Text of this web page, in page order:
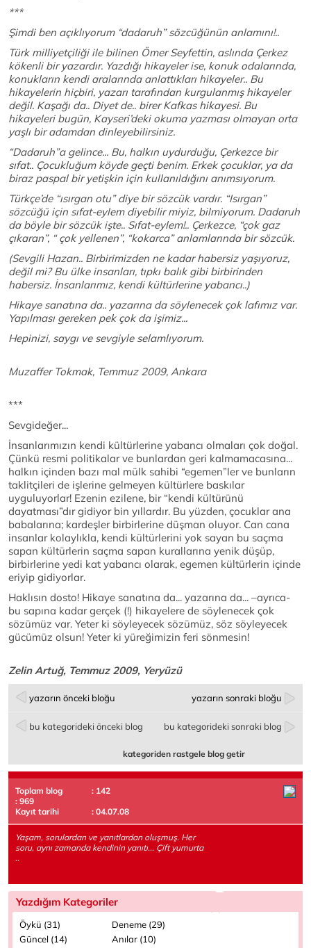
***
Şimdi ben açıklıyorum “dadaruh” sözcüğünün anlamını!..
Türk milliyetçiliği ile bilinen Ömer Seyfettin, aslında Çerkez
kökenli bir yazardır. Yazdığı hikayeler ise, konuk odalarında,
konukların kendi aralarında anlattıkları hikayeler.. Bu
hikayelerin hiçbiri, yazarı tarafından kurgulanmış hikayeler
değil. Kaşağı da.. Diyet de.. birer Kafkas hikayesi. Bu
hikayeleri bugün, Kayseri’deki okuma yazması olmayan orta
yaşlı bir adamdan dinleyebilirsiniz.
“Dadaruh”a gelince... Bu, halkın uydurduğu, Çerkezce bir
sıfat.. Çocukluğum köyde geçti benim. Erkek çocuklar, ya da
biraz paspal bir yetişkin için kullanıldığını anımsıyorum.
Türkçe’de “ısırgan otu” diye bir sözcük vardır. “Isırgan”
sözcüğü için sıfat-eylem diyebilir miyiz, bilmiyorum. Dadaruh
da böyle bir sözcük işte.. Sıfat-eylem!.. Çerkezce, “çok gaz
çıkaran”, “ çok yellenen”, “kokarca” anlamlarında bir sözcük.
(Sevgili Hazan.. Birbirimizden ne kadar habersiz yaşıyoruz,
değil mi? Bu ülke insanları, tıpkı balık gibi birbirinden
habersiz. İnsanlarımız, kendi kültürlerine yabancı..)
Hikaye sanatına da.. yazarına da söylenecek çok lafımız var.
Yapılması gereken pek çok da işimiz...
Hepinizi, saygı ve sevgiyle selamlıyorum.
Muzaffer Tokmak, Temmuz 2009, Ankara
***
Sevgideğer...
İnsanlarımızın kendi kültürlerine yabancı olmaları çok doğal.
Çünkü resmi politikalar ve bunlardan geri kalmamacasına...
halkın içinden bazı mal mülk sahibi “egemen”ler ve bunların
taklitçileri de işlerine gelmeyen kültürlere baskılar
uyguluyorlar! Ezenin ezilene, bir “kendi kültürünü
dayatması”dır gidiyor bin yıllardır. Bu yüzden, çocuklar ana
babalarına; kardeşler birbirlerine düşman oluyor. Can cana
insanlar kolaylıkla, kendi kültürlerini yok sayan bu saçma
sapan kültürlerin saçma sapan kurallarına yenik düşüp,
birbirlerine yedi kat yabancı olarak, egemen kültürlerin içinde
eriyip gidiyorlar.
Haklısın dosto! Hikaye sanatına da... yazarına da... –ayrıca-
bu sapına kadar gerçek (!) hikayelere de söylenecek çok
sözümüz var. Yeter ki söyleyecek sözümüz, söz söyleyecek
gücümüz olsun! Yeter ki yüreğimizin feri sönmesin!
Zelin Artuğ, Temmuz 2009, Yeryüzü
yazarın önceki bloğu yazarın sonraki bloğu
bu kategorideki önceki blog bu kategorideki sonraki blog
kategoriden rastgele blog getir
Toplam blog
: 142
: 969
Kayıt tarihi
: 04.07.08
Yaşam, sorulardan ve yanıtlardan oluşmuş. Her
soru, aynı zamanda kendinin yanıtı... Çift yumurta
..
Yazdığım Kategoriler
Öykü (31)
Deneme (29)
Güncel (14)
Anılar (10)